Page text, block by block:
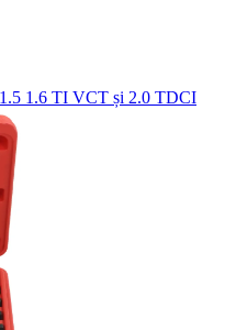
1.6 TI VCT și 2.0 TDCI